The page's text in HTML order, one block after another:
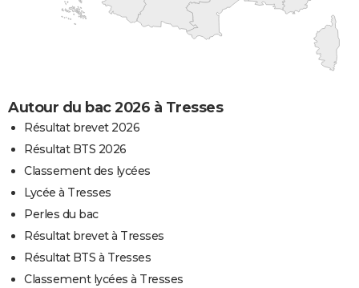
Autour du bac 2026 à Tresses
Résultat brevet 2026
Résultat BTS 2026
Classement des lycées
Lycée à Tresses
Perles du bac
Résultat brevet à Tresses
Résultat BTS à Tresses
Classement lycées à Tresses